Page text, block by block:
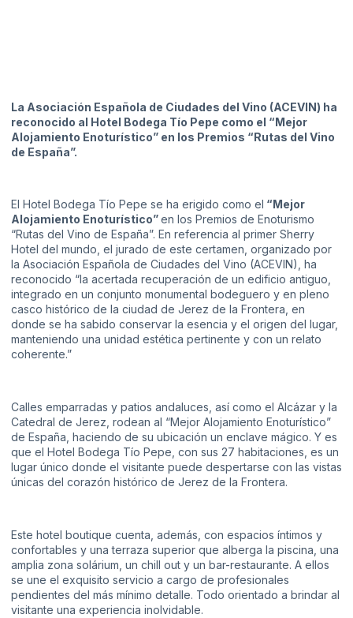
La Asociación Española de Ciudades del Vino (ACEVIN) ha
reconocido al Hotel Bodega Tío Pepe como el “Mejor
Alojamiento Enoturístico” en los Premios “Rutas del Vino
de España”.
El Hotel Bodega Tío Pepe se ha erigido como el “Mejor
Alojamiento Enoturístico”en los Premios de Enoturismo
“Rutas del Vino de España”. En referencia al primer Sherry
Hotel del mundo, el jurado de este certamen, organizado por
la Asociación Española de Ciudades del Vino (ACEVIN), ha
reconocido “la acertada recuperación de un edificio antiguo,
integrado en un conjunto monumental bodeguero y en pleno
casco histórico de la ciudad de Jerez de la Frontera, en
donde se ha sabido conservar la esencia y el origen del lugar,
manteniendo una unidad estética pertinente y con un relato
coherente.”
Calles emparradas y patios andaluces, así como el Alcázar y la
Catedral de Jerez, rodean al “Mejor Alojamiento Enoturístico”
de España, haciendo de su ubicación un enclave mágico. Y es
que el Hotel Bodega Tío Pepe, con sus 27 habitaciones, es un
lugar único donde el visitante puede despertarse con las vistas
únicas del corazón histórico de Jerez de la Frontera.
Este hotel boutique cuenta, además, con espacios íntimos y
confortables y una terraza superior que alberga la piscina, una
amplia zona solárium, un chill out y un bar-restaurante. A ellos
se une el exquisito servicio a cargo de profesionales
pendientes del más mínimo detalle. Todo orientado a brindar al
visitante una experiencia inolvidable.